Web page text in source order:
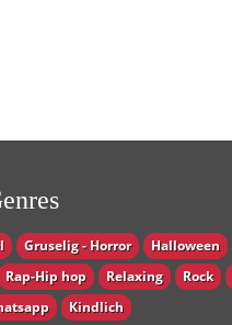
Gruselig - Horror Halloween
Rap-Hip hop Relaxing Rock
Кindlich